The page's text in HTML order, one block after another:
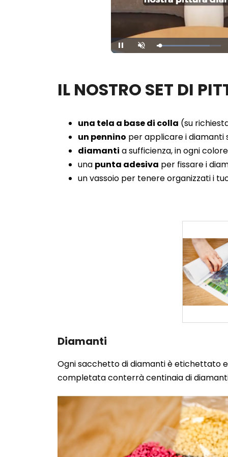
Unmute Loaded:
82.58%
IL NOSTRO SET DI
una tela a base di colla (su
un pennino per applicare i diamanti
diamanti a sufficienza, in ogni
una punta adesiva per fissare i
un vassoio per tenere organizzati i
Diamanti
Ogni sacchetto di diamanti è etichettato
completata conterrà centinaia di